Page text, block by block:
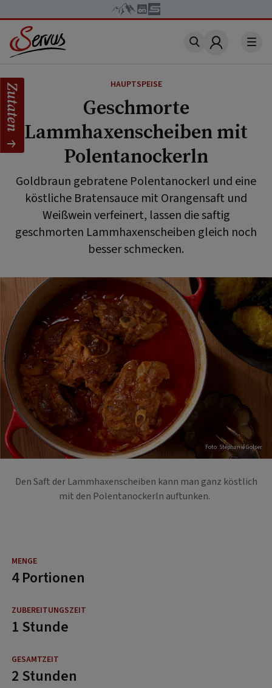
Account
HAUPTSPEISE
Geschmorte
Lammhaxenscheiben mit
Polentanockerln
Goldbraun gebratene Polentanockerl und eine
köstliche Bratensauce mit Orangensaft und
Weißwein verfeinert, lassen die saftig
geschmorten Lammhaxenscheiben gleich noch
besser schmecken.
Foto: Stephanie Golser
Den Saft der Lammhaxenscheiben kann man ganz köstlich
mit den Polentanockerln auftunken.
4 Portionen
1 Stunde
2 Stunden
Zutaten